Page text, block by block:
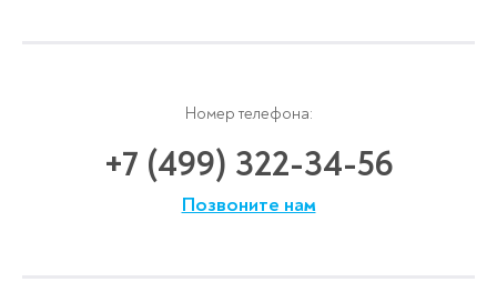
Номер телефона:
+7 (499) 322-34-56
Позвоните нам